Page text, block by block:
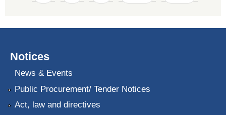
Notices
News & Events
Public Procurement/ Tender Notices
Act, law and directives